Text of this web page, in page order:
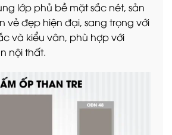
lớp phủ bề mặt sắc nét, sản
vẻ đẹp hiện đại, sang trọng với
và kiểu vân, phù hợp với
nội thất.